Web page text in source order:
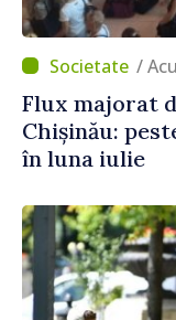
/
Flux majorat
Chișinău:
în luna iulie